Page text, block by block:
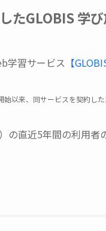
たGLOBIS 学び
学習サービス 【
以来、同サービスを契約した
の直近5年間の利用者